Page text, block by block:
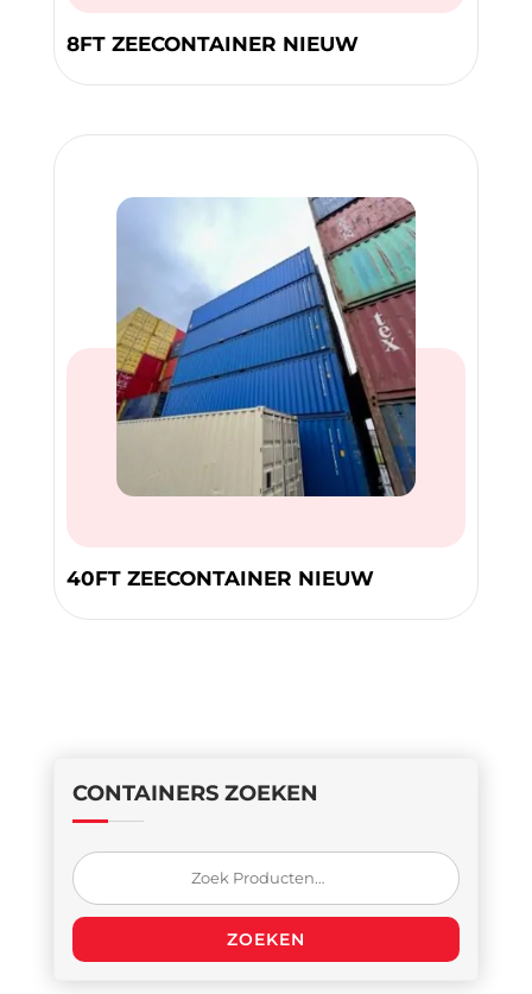
8FT ZEECONTAINER NIEUW
40FT ZEECONTAINER NIEUW
CONTAINERS ZOEKEN
Zoeken
naar:
ZOEKEN